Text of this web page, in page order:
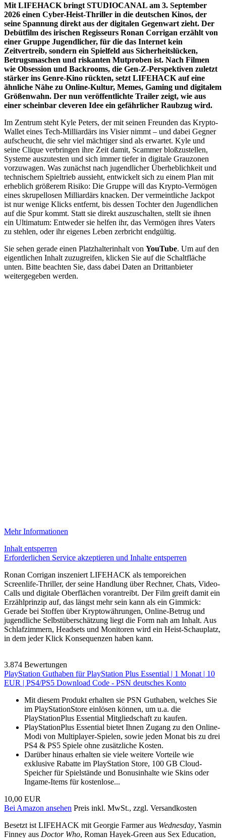
Mit LIFEHACK bringt STUDIOCANAL am 3. September
2026 einen Cyber-Heist-Thriller in die deutschen Kinos, der
seine Spannung direkt aus der digitalen Gegenwart zieht. Der
Debütfilm des irischen Regisseurs Ronan Corrigan erzählt von
einer Gruppe Jugendlicher, für die das Internet kein
Zeitvertreib, sondern ein Spielfeld aus Sicherheitslücken,
Betrugsmaschen und riskanten Mutproben ist. Nach Filmen
wie Obsession und Backrooms, die Gen-Z-Perspektiven zuletzt
stärker ins Genre-Kino rückten, setzt LIFEHACK auf eine
ähnliche Nähe zu Online-Kultur, Memes, Gaming und digitalem
Größenwahn. Der nun veröffentlichte Trailer zeigt, wie aus
einer scheinbar cleveren Idee ein gefährlicher Raubzug wird.
Im Zentrum steht Kyle Peters, der mit seinen Freunden das Krypto-
Wallet eines Tech-Milliardärs ins Visier nimmt – und dabei Gegner
aufscheucht, die sehr viel mächtiger sind als erwartet. Kyle und
seine Clique verbringen ihre Zeit damit, Scammer bloßzustellen,
Systeme auszutesten und sich immer tiefer in digitale Grauzonen
vorzuwagen. Was zunächst nach jugendlicher Überheblichkeit und
technischem Spieltrieb aussieht, entwickelt sich zu einem Plan mit
erheblich größerem Risiko: Die Gruppe will das Krypto-Vermögen
eines skrupellosen Milliardärs knacken. Der vermeintliche Jackpot
ist nur wenige Klicks entfernt, bis dessen Tochter den Jugendlichen
auf die Spur kommt. Statt sie direkt auszuschalten, stellt sie ihnen
ein Ultimatum: Entweder sie helfen ihr, das Vermögen ihres Vaters
zu stehlen, oder ihr eigenes Leben zerbricht endgültig.
Sie sehen gerade einen Platzhalterinhalt von YouTube. Um auf den
eigentlichen Inhalt zuzugreifen, klicken Sie auf die Schaltfläche
unten. Bitte beachten Sie, dass dabei Daten an Drittanbieter
weitergegeben werden.
Mehr Informationen
Inhalt entsperren
Erforderlichen Service akzeptieren und Inhalte entsperren
Ronan Corrigan inszeniert LIFEHACK als temporeichen
Screenlife-Thriller, der seine Handlung über Rechner, Chats, Video-
Calls und digitale Oberflächen vorantreibt. Der Film greift damit ein
Erzählprinzip auf, das längst mehr sein kann als ein Gimmick:
Gerade bei Stoffen über Kryptowährungen, Online-Betrug und
jugendliche Selbstüberschätzung liegt die Form nah am Inhalt. Aus
Schlafzimmern, Headsets und Monitoren wird ein Heist-Schauplatz,
in dem jeder Klick Konsequenzen haben kann.
3.874 Bewertungen
PlayStation Guthaben für PlayStation Plus Essential | 1 Monat | 10
EUR | PS4/PS5 Download Code - PSN deutsches Konto
Mit diesem Produkt erhalten sie PSN Guthaben, welches Sie
im PlayStationStore einlösen können, um u.a. die
PlayStationPlus Essential Mitgliedschaft zu kaufen.
PlayStationPlus Essential bietet Ihnen Zugang zu den Online-
Modi von Multiplayer-Spielen, sowie jeden Monat bis zu drei
PS4 & PS5 Spiele ohne zusätzliche Kosten.
Darüber hinaus erhalten sie viele weitere Vorteile wie
exklusive Rabatte im PlayStation Store, 100 GB Cloud-
Speicher für Spielstände und Bonusinhalte wie Skins oder
Ingame-Items für kostenlose...
10,00 EUR
Bei Amazon ansehen Preis inkl. MwSt., zzgl. Versandkosten
Besetzt ist LIFEHACK mit Georgie Farmer aus Wednesday, Yasmin
Finney aus Doctor Who, Roman Hayek-Green aus Sex Education,